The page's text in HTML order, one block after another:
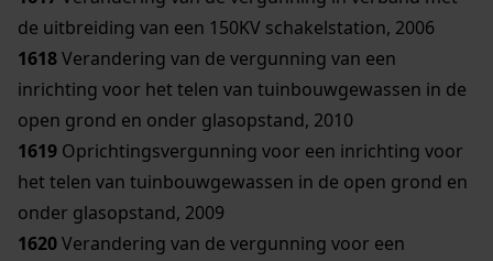
de uitbreiding van een 150KV schakelstation, 2006
1618Verandering van de vergunning van een
inrichting voor het telen van tuinbouwgewassen in de
open grond en onder glasopstand, 2010
1619 Oprichtingsvergunning voor een inrichting voor
het telen van tuinbouwgewassen in de open grond en
onder glasopstand, 2009
1620Verandering van de vergunning voor een